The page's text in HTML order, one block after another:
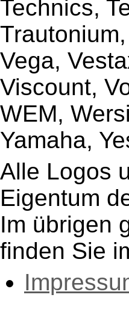
Technics,
Vega,
Viscount,
WEM,
Yamaha,
Alle Logos
Eigentum
Im übrigen
finden Sie